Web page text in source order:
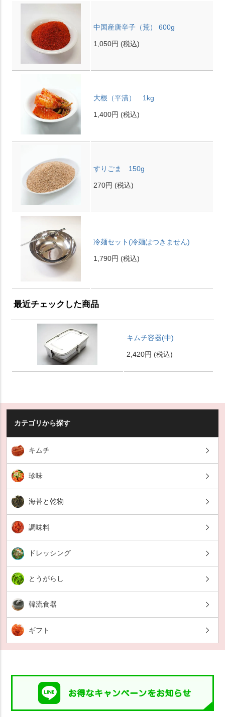
中国産唐辛子（荒） 600g
1,050円 (税込)
大根（平漬） 1kg
1,400円 (税込)
すりごま 150g
270円 (税込)
冷麺セット(冷麺はつきません)
1,790円 (税込)
最近チェックした商品
キムチ容器(中)
2,420円 (税込)
カテゴリから探す
キムチ
珍味
海苔と乾物
調味料
ドレッシング
とうがらし
韓流食器
ギフト